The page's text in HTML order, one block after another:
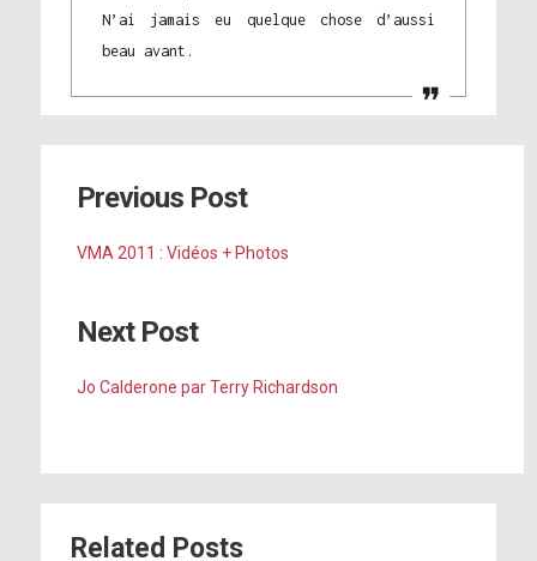
N’ai jamais eu quelque chose d’aussi
beau avant.
Previous Post
VMA 2011 : Vidéos + Photos
Next Post
Jo Calderone par Terry Richardson
Related Posts